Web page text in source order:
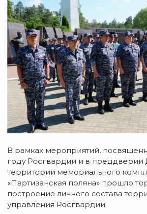
В рамках мероприятий,
году Росгвардии и в преддверии
территории мемориального
«Партизанская поляна» прошло
построение личного состава
управления Росгвардии.